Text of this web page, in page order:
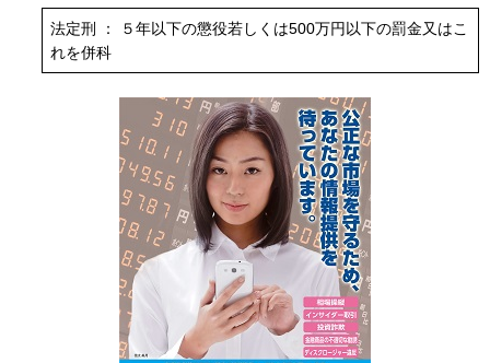
法定刑 ： ５年以下の懲役若しくは500万円以下の罰金又はこ
れを併科